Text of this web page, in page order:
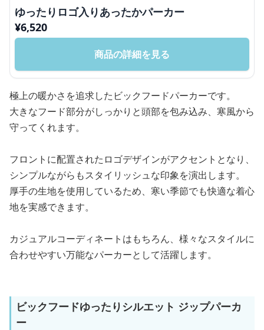
ゆったりロゴ入りあったかパーカー
¥6,520
商品の詳細を見る
極上の暖かさを追求したビックフードパーカーです。
大きなフード部分がしっかりと頭部を包み込み、寒風から
守ってくれます。
フロントに配置されたロゴデザインがアクセントとなり、
シンプルながらもスタイリッシュな印象を演出します。
厚手の生地を使用しているため、寒い季節でも快適な着心
地を実感できます。
カジュアルコーディネートはもちろん、様々なスタイルに
合わせやすい万能なパーカーとして活躍します。
ビックフードゆったりシルエット ジップパーカ
ー